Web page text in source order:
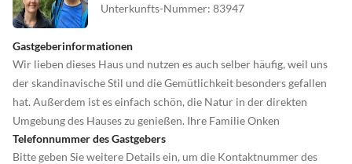
Unterkunfts-Nummer: 83947
Gastgeberinformationen
Wir lieben dieses Haus und nutzen es auch selber häufig, weil uns
der skandinavische Stil und die Gemütlichkeit besonders gefallen
hat. Außerdem ist es einfach schön, die Natur in der direkten
Umgebung des Hauses zu genießen. Ihre Familie Onken
Telefonnummer des Gastgebers
Bitte geben Sie weitere Details ein, um die Kontaktnummer des